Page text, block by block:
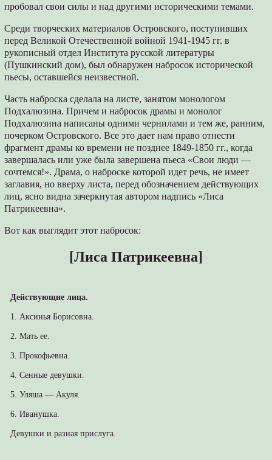
пробовал свои силы и над другими историческими темами.
Среди творческих материалов Островского, поступивших
перед Великой Отечественной войной 1941-1945 гг. в
рукописный отдел Института русской литературы
(Пушкинский дом), был обнаружен набросок исторической
пьесы, оставшейся неизвестной.
Часть наброска сделала на листе, занятом монологом
Подхалюзина. Причем и набросок драмы и монолог
Подхалюзина написаны одними чернилами и тем же, ранним,
почерком Островского. Все это дает нам право отнести
фрагмент драмы ко времени не позднее 1849-1850 гг., когда
завершалась или уже была завершена пьеса «Свои люди —
сочтемся!». Драма, о наброске которой идет речь, не имеет
заглавия, но вверху листа, перед обозначением действующих
лиц, ясно видна зачеркнутая автором надпись «Лиса
Патрикеевна».
Вот как выглядит этот набросок:
[Лиса Патрикеевна]
Действующие лица.
1. Аксинья Борисовна.
2. Мать ее.
3. Прокофьевна.
4. Сенные девушки.
5. Уляша — Акуля.
6. Иванушка.
Девушки и разная прислуга.